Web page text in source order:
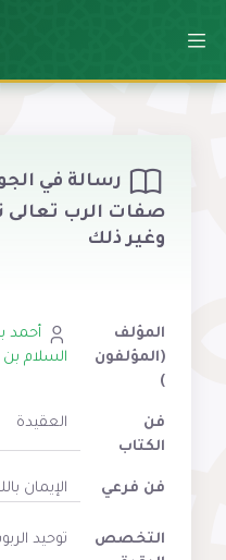
رسالة في
صفات الرب
وغير ذلك
المؤلف
(المؤلفون
)
أحمد
السلام بن
فن
الكتاب
العقيدة
فن فرعي الإيمان
التخصص
توحيد